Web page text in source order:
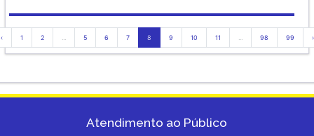
‹ 1 2 5 6 7 8 9 10 11 98 99 ›
Atendimento ao Público